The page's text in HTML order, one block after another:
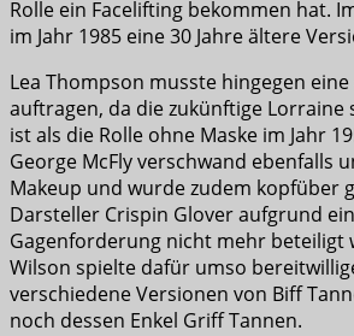
Rolle ein Facelifting bekommen hat.
im Jahr 1985 eine 30 Jahre ältere
Lea Thompson musste hingegen
auftragen, da die zukünftige Lorraine
ist als die Rolle ohne Maske im Jahr
George McFly verschwand ebenfalls
Makeup und wurde zudem kopfüber
Darsteller Crispin Glover aufgrund
Gagenforderung nicht mehr beteiligt
Wilson spielte dafür umso
verschiedene Versionen von Biff
noch dessen Enkel Griff Tannen.